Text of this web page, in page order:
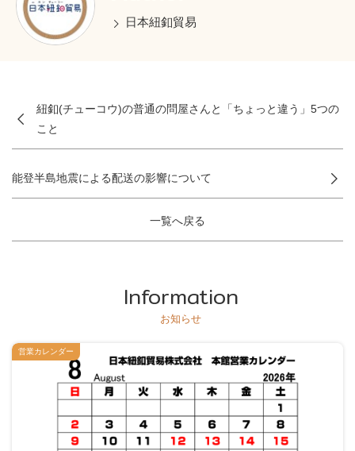
日本紐釦貿易
紐釦(チューコウ)の普通の問屋さんと「ちょっと違う」5つの
こと
一覧へ戻る
能登半島地震による配送の影響について
Information
お知らせ
営業カレンダー